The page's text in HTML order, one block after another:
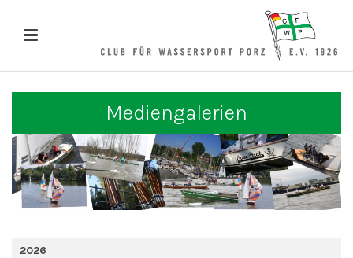
Mediengalerien
2026